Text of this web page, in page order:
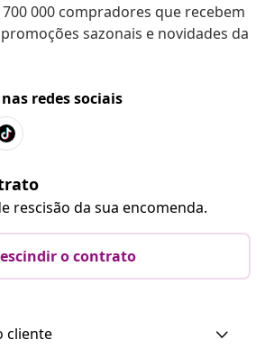
700 000 compradores que recebem
sazonais e novidades da
redes sociais
rescisão da sua encomenda.
o contrato
cliente